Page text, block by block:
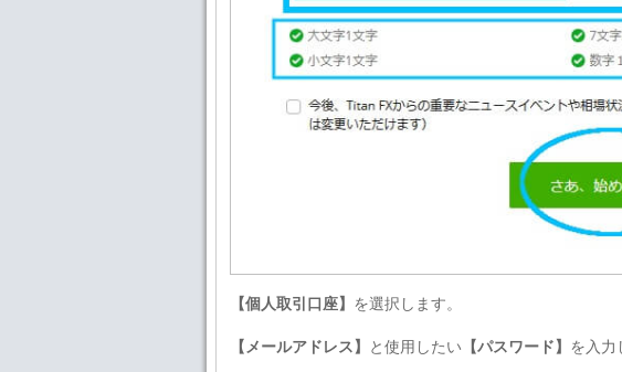
【個人取引口座】 を選択します。
【メールアドレス】 と使用したい 【パスワード】 を入力